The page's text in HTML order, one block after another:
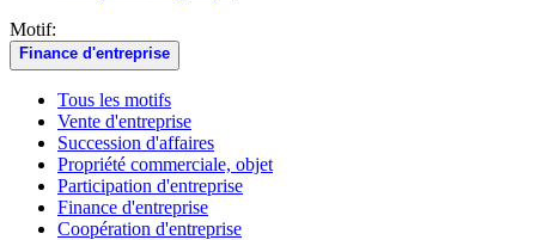
Motif:
Finance d'entreprise
Tous les motifs
Vente d'entreprise
Succession d'affaires
Propriété commerciale, objet
Participation d'entreprise
Finance d'entreprise
Coopération d'entreprise